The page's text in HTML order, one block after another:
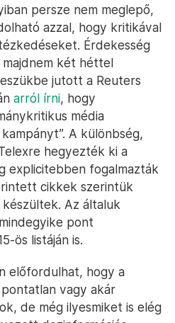
persze nem meglepő,
azzal, hogy kritikával
Érdekesség
két héttel
jutott a Reuters
arról írni, hogy
média
A különbség,
hegyezték ki a
explicitebben fogalmazták
cikkek szerintük
Az általuk
pont
ös listáján is.
előfordulhat, hogy a
vagy akár
de még ilyesmiket is elég